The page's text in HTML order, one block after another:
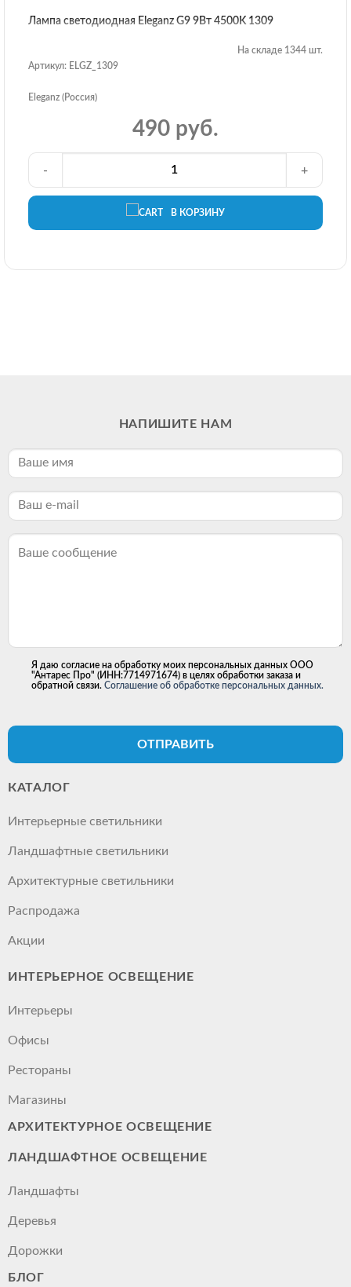
Лампа светодиодная Eleganz G9 9Вт 4500K 1309
На складе 1344 шт.
Артикул: ELGZ_1309
Eleganz (Россия)
490 руб.
В КОРЗИНУ
- +
НАПИШИТЕ НАМ
Я даю согласие на обработку моих персональных данных ООО
"Антарес Про" (ИНН:7714971674) в целях обработки заказа и
обратной связи. Соглашение об обработке персональных данных.
ОТПРАВИТЬ
КАТАЛОГ
Интерьерные светильники
Ландшафтные светильники
Архитектурные светильники
Распродажа
Акции
ИНТЕРЬЕРНОЕ ОСВЕЩЕНИЕ
Интерьеры
Офисы
Рестораны
Магазины
АРХИТЕКТУРНОЕ ОСВЕЩЕНИЕ
ЛАНДШАФТНОЕ ОСВЕЩЕНИЕ
Ландшафты
Деревья
Дорожки
БЛОГ